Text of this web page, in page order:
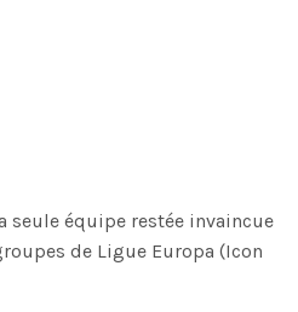
seule équipe restée invaincue
de Ligue Europa (Icon